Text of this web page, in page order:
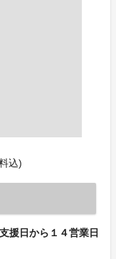
込)
日から１４営業日